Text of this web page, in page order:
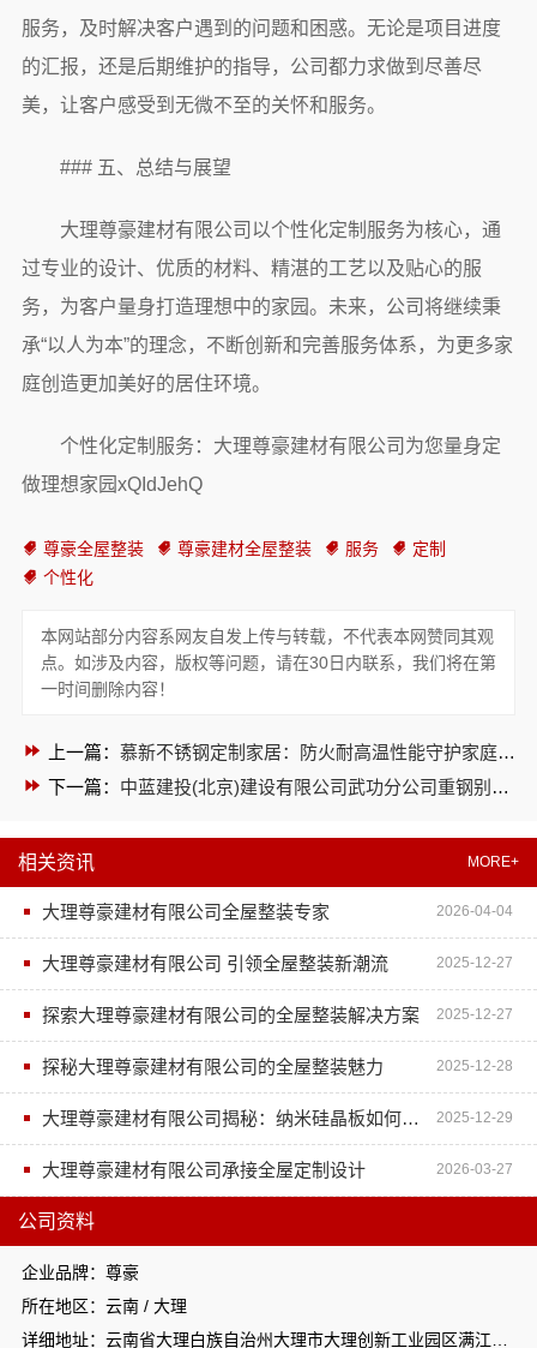
服务，及时解决客户遇到的问题和困惑。无论是项目进度
的汇报，还是后期维护的指导，公司都力求做到尽善尽
美，让客户感受到无微不至的关怀和服务。
### 五、总结与展望
大理尊豪建材有限公司以个性化定制服务为核心，通
过专业的设计、优质的材料、精湛的工艺以及贴心的服
务，为客户量身打造理想中的家园。未来，公司将继续秉
承“以人为本”的理念，不断创新和完善服务体系，为更多家
庭创造更加美好的居住环境。
个性化定制服务：大理尊豪建材有限公司为您量身定
做理想家园xQIdJehQ
尊豪全屋整装 尊豪建材全屋整装 服务
定制
个性化
本网站部分内容系网友自发上传与转载，不代表本网赞同其观
点。如涉及内容，版权等问题，请在30日内联系，我们将在第
一时间删除内容！
上一篇： 慕新不锈钢定制家居：防火耐高温性能守护家庭安全
下一篇： 中蓝建投(北京)建设有限公司武功分公司重钢别墅优势多
相关资讯 MORE+
大理尊豪建材有限公司全屋整装专家 2026-04-04
大理尊豪建材有限公司 引领全屋整装新潮流 2025-12-27
探索大理尊豪建材有限公司的全屋整装解决方案 2025-12-27
探秘大理尊豪建材有限公司的全屋整装魅力 2025-12-28
大理尊豪建材有限公司揭秘：纳米硅晶板如何重塑全屋整装格局 2025-12-29
大理尊豪建材有限公司承接全屋定制设计 2026-03-27
公司资料
企业品牌：尊豪
所在地区：云南 / 大理